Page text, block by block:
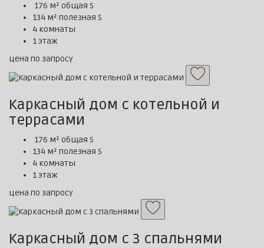
176 м² общая S
134 м² полезная S
4 комнаты
1 этаж
цена по запросу
Каркасный дом с котельной и
террасами
176 м² общая S
134 м² полезная S
4 комнаты
1 этаж
цена по запросу
Каркасный дом с 3 спальнями